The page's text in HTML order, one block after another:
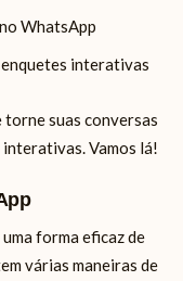
WhatsApp
interativas
suas conversas
Vamos lá!
uma forma eficaz de
várias maneiras de